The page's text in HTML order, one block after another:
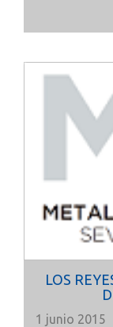
LOS
1 junio 2015